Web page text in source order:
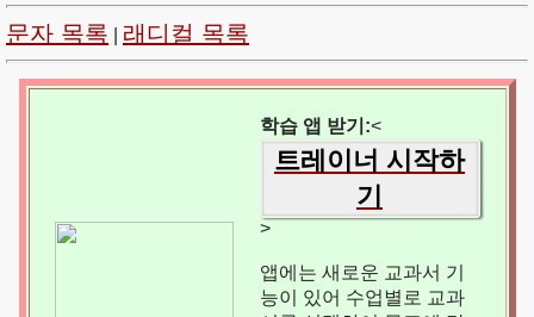
문자 목록 래디컬 목록
학습 앱 받기:<
트레이너 시작하
기
>
앱에는 새로운 교과서 기
능이 있어 수업별로 교과